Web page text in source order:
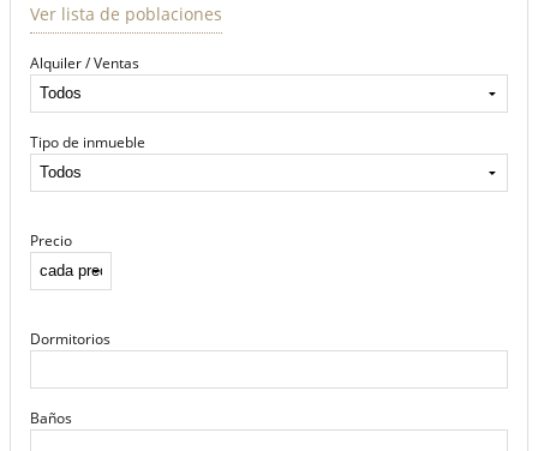
Ver lista de poblaciones
Alquiler / Ventas
Tipo de inmueble
Precio
Dormitorios
Baños